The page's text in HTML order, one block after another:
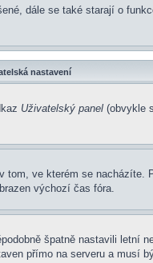
dále se také starají o
nastavení
Uživatelský panel (obvykle
ve kterém se
výchozí čas fóra.
špatně nastavili letní
přímo na serveru a musí